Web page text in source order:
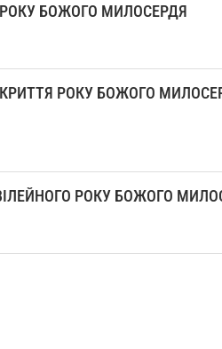
БОЖОГО МИЛОСЕРДЯ
РОКУ БОЖОГО
РОКУ БОЖОГО